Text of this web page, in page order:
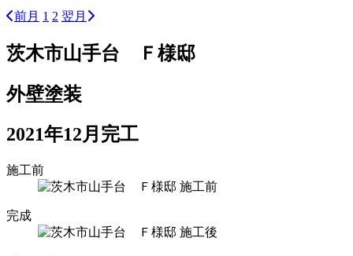
前月 1 2 翌月
茨木市山手台 Ｆ様邸
外壁塗装
2021年12月完工
施工前
完成